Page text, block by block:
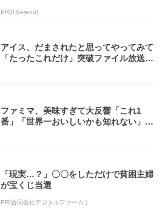
PR(Il Sereno)
アイス、だまされたと思ってやってみて
「たったこれだけ」突破ファイル放送で
ファミマ、美味すぎて大反響「これ1
番」「世界一おいしいかも知れない」
「現実…？」〇〇をしただけで貧困主婦
が宝くじ当選
PR(合同会社デジタルファーム )